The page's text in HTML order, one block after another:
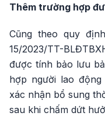
Thêm trường hợp
Cũng theo quy
15/2023/TT-
được tính bảo lưu
hợp người lao
xác nhận bổ sung
sau khi chấm dứt